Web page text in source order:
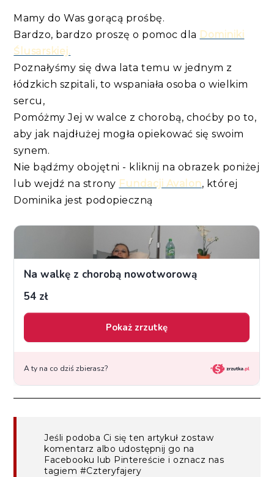
Mamy do Was gorącą prośbę.
Bardzo, bardzo proszę o pomoc dla Dominiki
Ślusarskiej.
Poznałyśmy się dwa lata temu w jednym z
łódzkich szpitali, to wspaniała osoba o wielkim
sercu,
Pomóżmy Jej w walce z chorobą, choćby po to,
aby jak najdłużej mogła opiekować się swoim
synem.
Nie bądźmy obojętni - kliknij na obrazek poniżej
lub wejdź na strony Fundacji Avalon, której
Dominika jest podopieczną
Jeśli podoba Ci się ten artykuł zostaw
komentarz albo udostępnij go na
Facebooku lub Pintereście i oznacz nas
tagiem #Czteryfajery